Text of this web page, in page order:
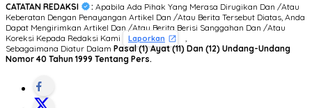
CATATAN REDAKSI : Apabila Ada Pihak Yang Merasa Dirugikan Dan /Atau
Keberatan Dengan Penayangan Artikel Dan /Atau Berita Tersebut Diatas, Anda
Dapat Mengirimkan Artikel Dan /Atau Berita Berisi Sanggahan Dan /Atau
Koreksi Kepada Redaksi Kami
Laporkan
Sebagaimana Diatur Dalam Pasal (1) Ayat (11) Dan (12) Undang-Undang
Nomor 40 Tahun 1999 Tentang Pers.